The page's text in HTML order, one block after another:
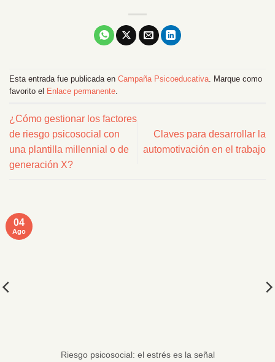
Esta entrada fue publicada en Campaña Psicoeducativa . Marque como
favorito el Enlace permanente
¿Cómo gestionar los factores
de riesgo psicosocial con
una plantilla millennial o de
generación X?
Claves para desarrollar la
automotivación en el trabajo
Riesgo psicosocial: el estrés es la señal
04
Ago